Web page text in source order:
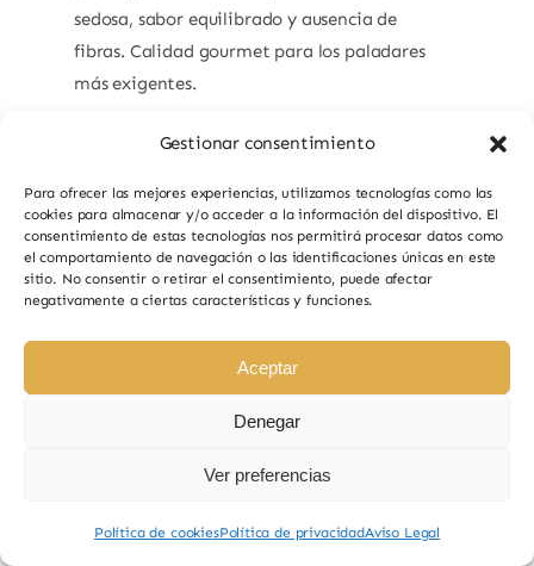
Gestionar consentimiento
Para ofrecer las mejores experiencias, utilizamos tecnologías como las
cookies para almacenar y/o acceder a la información del dispositivo. El
consentimiento de estas tecnologías nos permitirá procesar datos como
el comportamiento de navegación o las identificaciones únicas en este
sitio. No consentir o retirar el consentimiento, puede afectar
negativamente a ciertas características y funciones.
Aceptar
Denegar
Ver preferencias
Política de cookiesPolítica de privacidadAviso Legal
sedosa, sabor equilibrado y ausencia de
fibras. Calidad gourmet para los paladares
más exigentes.
Añadir Al Carrito
1